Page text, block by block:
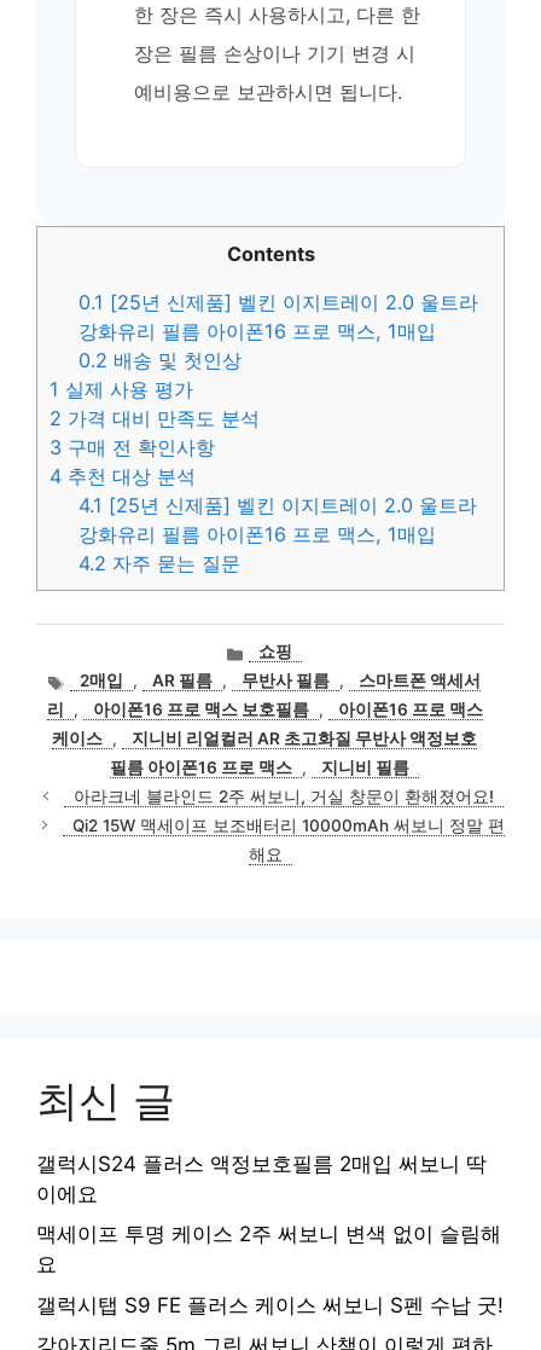
한 장은 즉시 사용하시고, 다른 한
장은 필름 손상이나 기기 변경 시
예비용으로 보관하시면 됩니다.
Contents
0.1 [25년 신제품] 벨킨 이지트레이 2.0 울트라
강화유리 필름 아이폰16 프로 맥스, 1매입
0.2 배송 및 첫인상
1 실제 사용 평가
2 가격 대비 만족도 분석
3 구매 전 확인사항
4 추천 대상 분석
4.1 [25년 신제품] 벨킨 이지트레이 2.0 울트라
강화유리 필름 아이폰16 프로 맥스, 1매입
4.2 자주 묻는 질문
카
테
고
리
쇼핑
태2매입 , AR 필름 , 무반사 필름 ,
스마트폰 액세서
리
, 아이폰16 프로 맥스 보호필름 ,
아이폰16 프로 맥스
케이스 ,
지니비 리얼컬러 AR 초고화질 무반사 액정보호
필름 아이폰16 프로 맥스 ,
지니비 필름
아라크네 블라인드 2주 써보니, 거실 창문이 환해졌어요!
Qi2 15W 맥세이프 보조배터리 10000mAh 써보니 정말 편
해요
최신 글
갤럭시S24 플러스 액정보호필름 2매입 써보니 딱
이에요
맥세이프 투명 케이스 2주 써보니 변색 없이 슬림해
요
갤럭시탭 S9 FE 플러스 케이스 써보니 S펜 수납 굿!